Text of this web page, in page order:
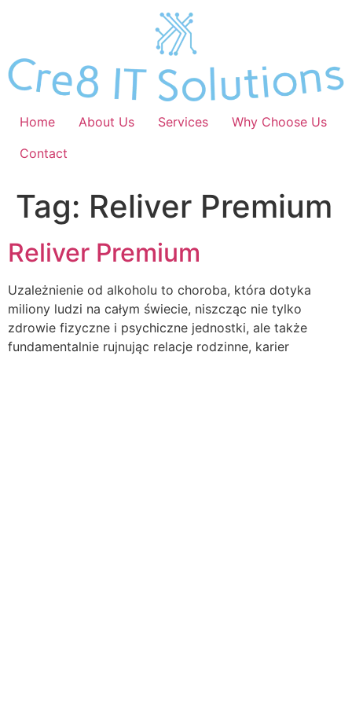
Home About Us Services
Why Choose Us
Contact
Tag: Reliver Premium
Reliver Premium
Uzależnienie od alkoholu to choroba, która dotyka
miliony ludzi na całym świecie, niszcząc nie tylko
zdrowie fizyczne i psychiczne jednostki, ale także
fundamentalnie rujnując relacje rodzinne, karier